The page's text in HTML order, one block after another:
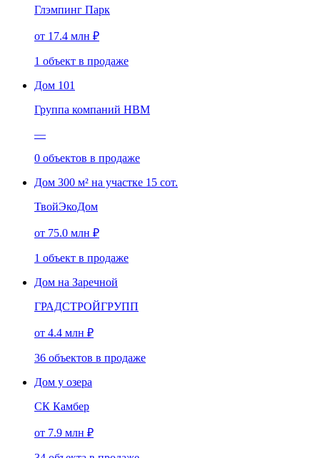
Глэмпинг Парк
от 17.4 млн ₽
1 объект в продаже
Дом 101
Группа компаний НВМ
—
0 объектов в продаже
Дом 300 м² на участке 15 сот.
ТвойЭкоДом
от 75.0 млн ₽
1 объект в продаже
Дом на Заречной
ГРАДСТРОЙГРУПП
от 4.4 млн ₽
36 объектов в продаже
Дом у озера
СК Камбер
от 7.9 млн ₽